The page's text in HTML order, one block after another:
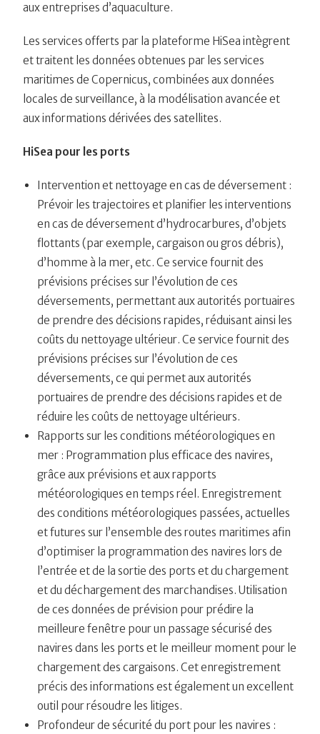
aux entreprises d’aquaculture.
Les services offerts par la plateforme HiSea intègrent
et traitent les données obtenues par les services
maritimes de Copernicus, combinées aux données
locales de surveillance, à la modélisation avancée et
aux informations dérivées des satellites.
HiSea pour les ports
Intervention et nettoyage en cas de déversement :
Prévoir les trajectoires et planifier les interventions
en cas de déversement d’hydrocarbures, d’objets
flottants (par exemple, cargaison ou gros débris),
d’homme à la mer, etc. Ce service fournit des
prévisions précises sur l’évolution de ces
déversements, permettant aux autorités portuaires
de prendre des décisions rapides, réduisant ainsi les
coûts du nettoyage ultérieur. Ce service fournit des
prévisions précises sur l’évolution de ces
déversements, ce qui permet aux autorités
portuaires de prendre des décisions rapides et de
réduire les coûts de nettoyage ultérieurs.
Rapports sur les conditions météorologiques en
mer : Programmation plus efficace des navires,
grâce aux prévisions et aux rapports
météorologiques en temps réel. Enregistrement
des conditions météorologiques passées, actuelles
et futures sur l’ensemble des routes maritimes afin
d’optimiser la programmation des navires lors de
l’entrée et de la sortie des ports et du chargement
et du déchargement des marchandises. Utilisation
de ces données de prévision pour prédire la
meilleure fenêtre pour un passage sécurisé des
navires dans les ports et le meilleur moment pour le
chargement des cargaisons. Cet enregistrement
précis des informations est également un excellent
outil pour résoudre les litiges.
Profondeur de sécurité du port pour les navires :